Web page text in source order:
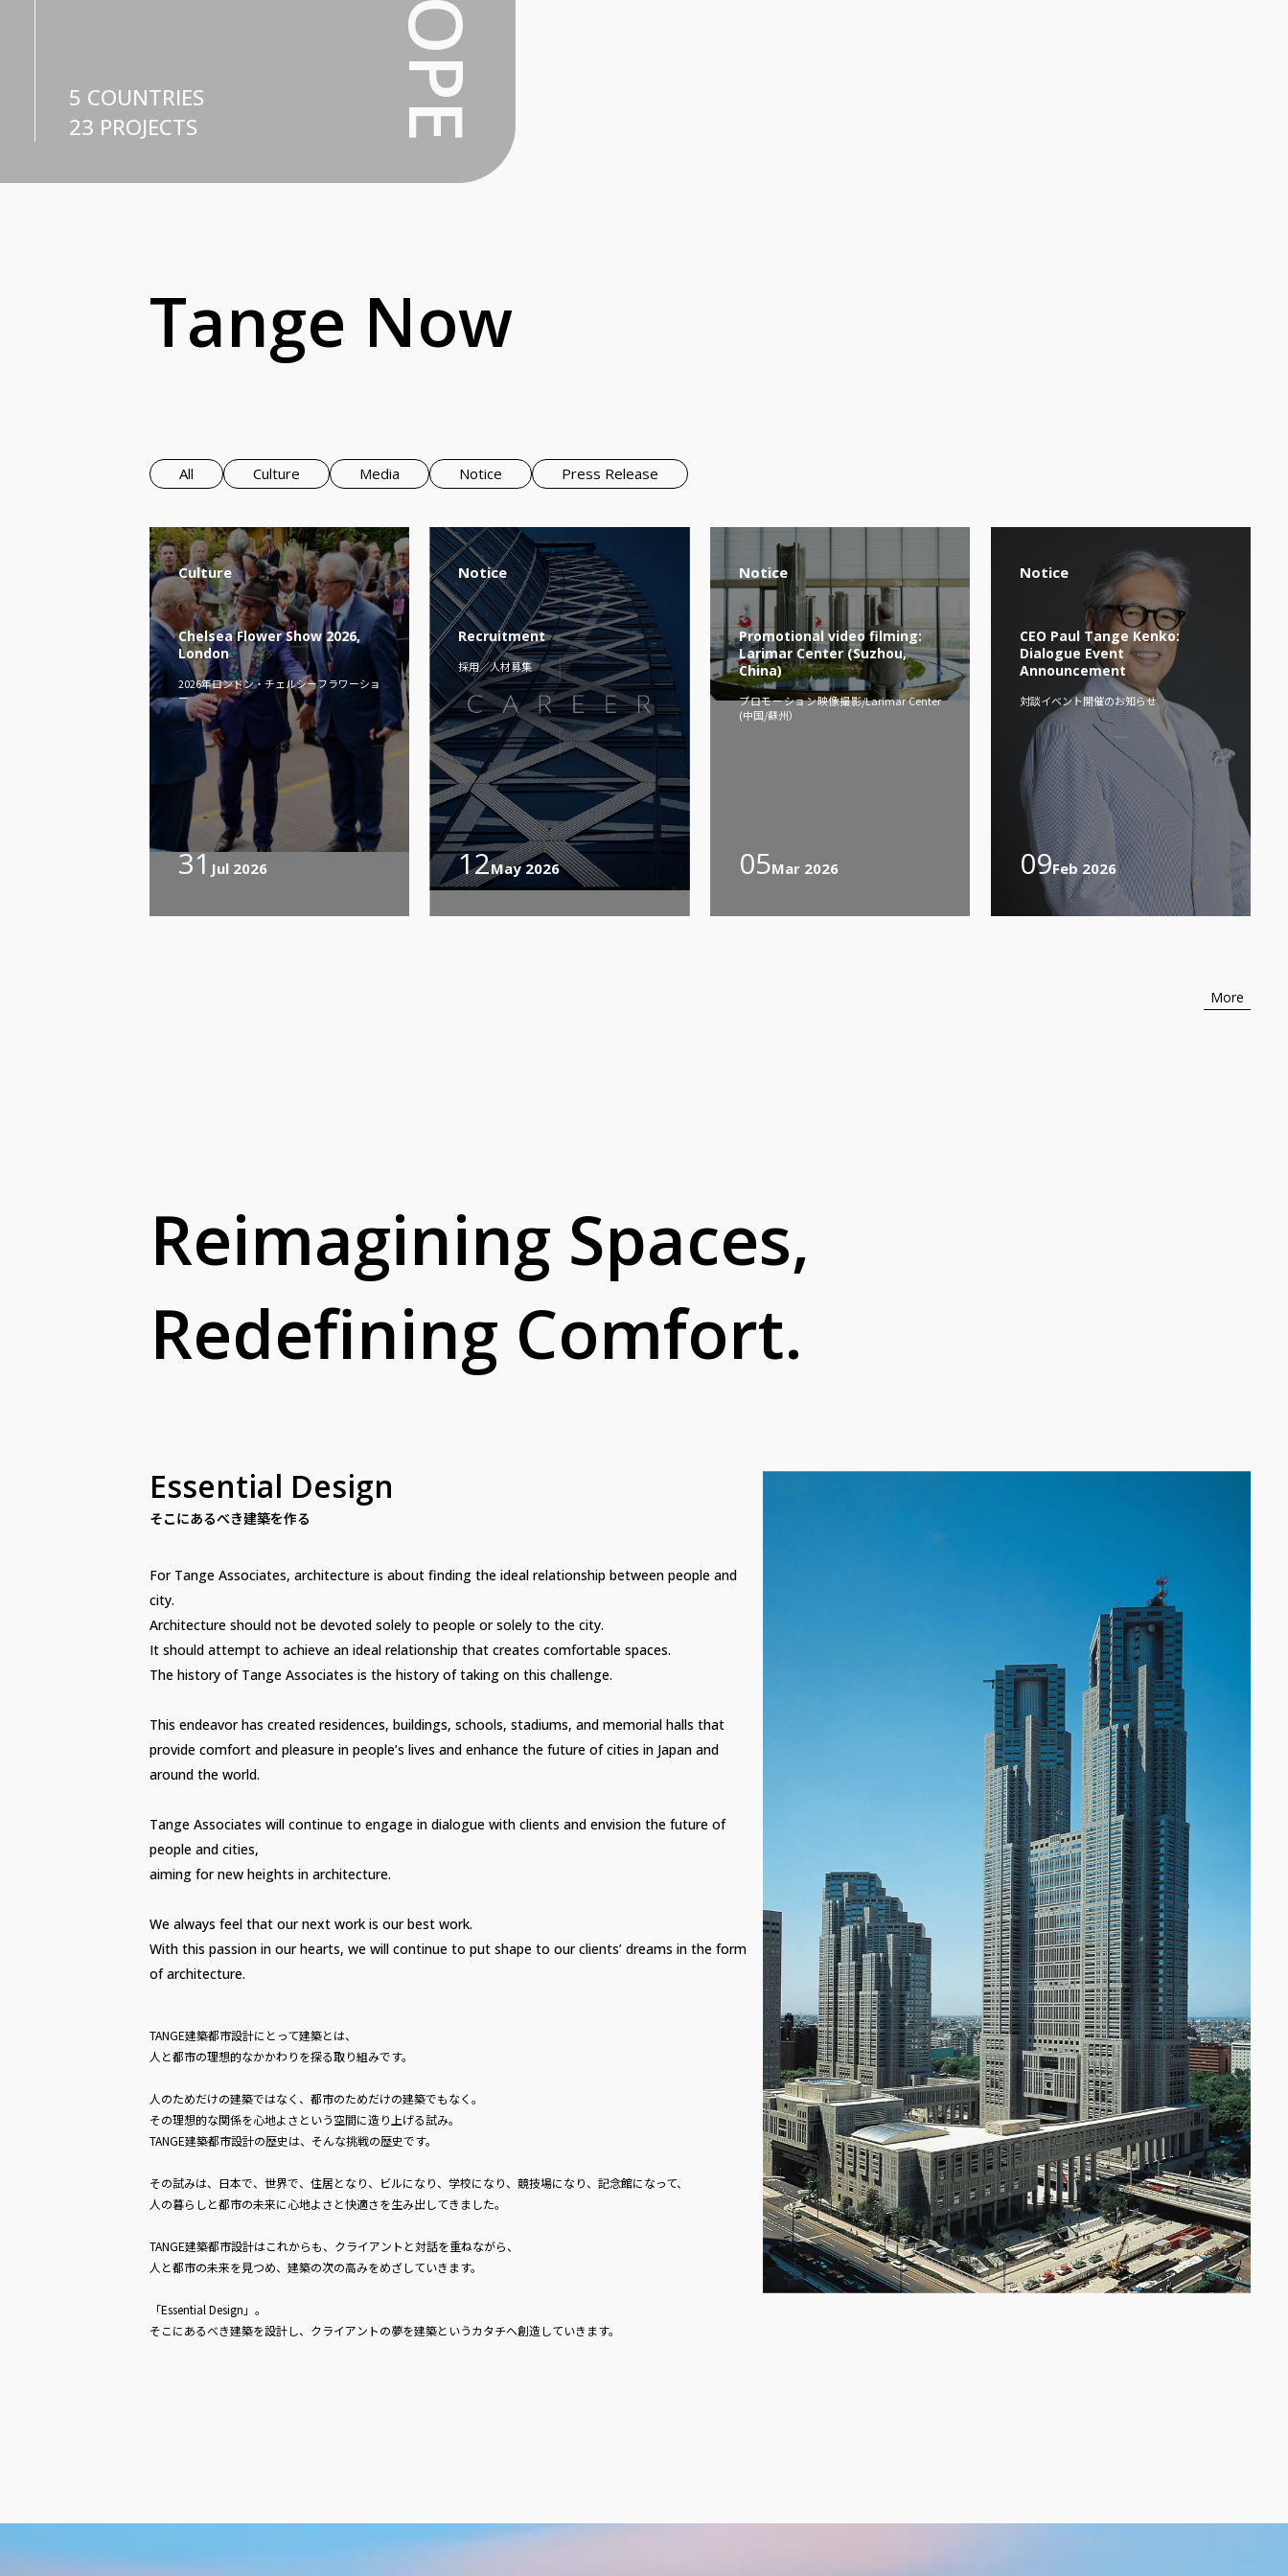
5 STATES
7 PROJECTS
Tange Now
All Culture Media Notice Press Release
Culture
Chelsea Flower Show 2026,
London
2026年ロンドン・チェルシーフラワーショ
ー
31Jul 2026
Notice
Recruitment
採用／人材募集
12May 2026
Notice
Promotional video filming:
Larimar Center (Suzhou,
China)
プロモーション映像撮影/Larimar Center
(中国/蘇州）
05Mar 2026
Notice
CEO Paul Tange Kenko:
Dialogue Event
Announcement
対談イベント開催のお知らせ
09Feb 2026
More
Reimagining Spaces,
Redefining Comfort.
Essential Design
そこにあるべき建築を作る
For Tange Associates, architecture is about finding the ideal relationship between people and
city.
Architecture should not be devoted solely to people or solely to the city.
It should attempt to achieve an ideal relationship that creates comfortable spaces.
The history of Tange Associates is the history of taking on this challenge.
This endeavor has created residences, buildings, schools, stadiums, and memorial halls that
provide comfort and pleasure in people’s lives and enhance the future of cities in Japan and
around the world.
Tange Associates will continue to engage in dialogue with clients and envision the future of
people and cities,
aiming for new heights in architecture.
We always feel that our next work is our best work.
With this passion in our hearts, we will continue to put shape to our clients’ dreams in the form
of architecture.
TANGE建築都市設計にとって建築とは、
人と都市の理想的なかかわりを探る取り組みです。
人のためだけの建築ではなく、都市のためだけの建築でもなく。
その理想的な関係を心地よさという空間に造り上げる試み。
TANGE建築都市設計の歴史は、そんな挑戦の歴史です。
その試みは、日本で、世界で、住居となり、ビルになり、学校になり、競技場になり、記念館になって、
人の暮らしと都市の未来に心地よさと快適さを生み出してきました。
TANGE建築都市設計はこれからも、クライアントと対話を重ねながら、
人と都市の未来を見つめ、建築の次の高みをめざしていきます。
「Essential Design」。
そこにあるべき建築を設計し、クライアントの夢を建築というカタチへ創造していきます。